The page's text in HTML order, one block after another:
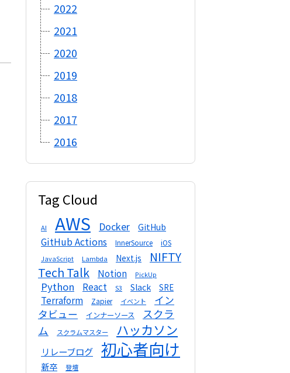
2022
2021
2020
2019
2018
2017
2016
Tag Cloud
AI AWS Docker GitHub
GitHub Actions InnerSource iOS
JavaScript Lambda Next.js
NIFTY
Tech Talk
Notion PickUp
Python React S3 Slack SRE
Terraform Zapier イベント
イン
タビュー
インナーソース
スクラ
ム
スクラムマスター ハッカソン
リレーブログ 初心者向け
新卒 登壇